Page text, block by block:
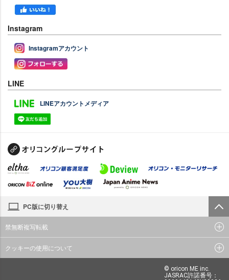
Instagram
Instagramアカウント
LINE
LINEアカウントメディア
PC版に切り替え
禁無断複写転載
クッキーの使用について
© oricon ME inc.
JASRAC許諾番号：